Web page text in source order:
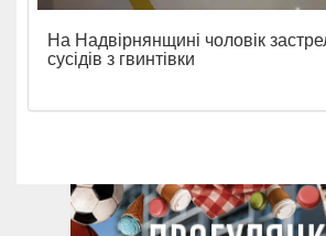
На Надвірнянщині чоловік
сусідів з гвинтівки